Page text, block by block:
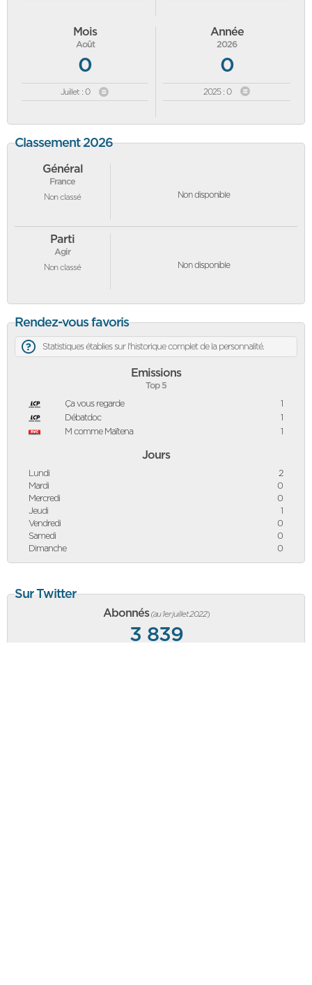
Mois
Août
0
Juillet : 0
Année
2026
0
2025 : 0
Classement 2026
Général
France
Non classé Non disponible
Parti
Agir
Non classé Non disponible
Rendez-vous favoris
Statistiques établies sur l'historique complet de la personnalité.
Emissions
Top 5
Ça vous regarde
1
Débatdoc
1
M comme Maïtena
1
Jours
Lundi
2
Mardi
0
Mercredi
0
Jeudi
1
Vendredi
0
Samedi
0
Dimanche
0
Sur Twitter
Abonnés (au 1er juillet 2022)
3 839